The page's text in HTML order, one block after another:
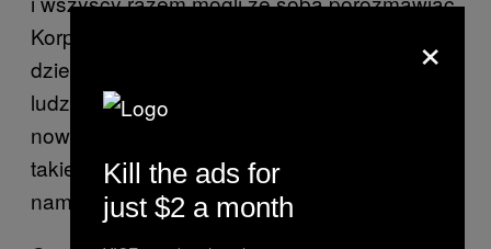
Korporacyjne open space’y zaczęto jednak
dzielić na coraz mniejsze boksy, stąd w
ludziach wytworzyła się potrzeba stworzenia
nowego substytutu wspólnej pracy. Coś
takiego było naturalne, gdyż towarzyszyło
nam od zawsze.
×
Kill the ads for
just $2 a month